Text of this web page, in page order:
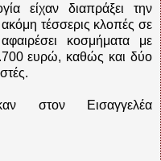
είχαν διαπράξει την
τέσσερις κλοπές σε
κοσμήματα με
ευρώ, καθώς και δύο
στον Εισαγγελέα